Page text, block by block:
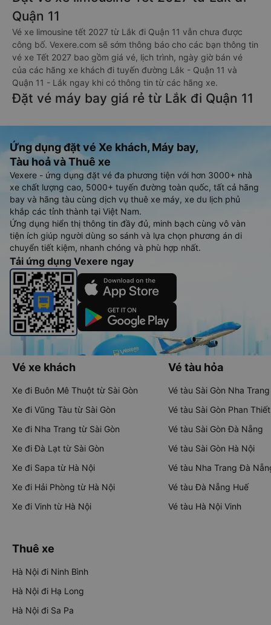
Quận 11
Vé xe limousine tết 2027 từ Lắk đi Quận 11 vẫn chưa được
công bố. Vexere.com sẽ sớm thông báo cho các bạn thông tin
vé xe Tết 2027 bao gồm giá vé, lịch trình, ngày giờ bán vé
của các hãng xe khách đi tuyến đường Lắk - Quận 11 và
Quận 11 - Lắk ngay khi có thông tin từ các hãng xe.
Đặt vé máy bay giá rẻ từ Lắk đi Quận 11
Ứng dụng đặt vé Xe khách, Máy bay,
Tàu hoả và Thuê xe
Vexere - ứng dụng đặt vé đa phương tiện với hơn 3000+ nhà
xe chất lượng cao, 5000+ tuyến đường toàn quốc, tất cả hãng
bay và hãng tàu cùng dịch vụ thuê xe máy, xe du lịch phủ
khắp các tỉnh thành tại Việt Nam.
Ứng dụng hiển thị thông tin đầy đủ, minh bạch cùng vô vàn
tiện ích giúp người dùng so sánh và lựa chọn phương án di
chuyển tiết kiệm, nhanh chóng và phù hợp nhất.
Tải ứng dụng Vexere ngay
Vé xe khách
Xe đi Buôn Mê Thuột từ Sài Gòn
Xe đi Vũng Tàu từ Sài Gòn
Xe đi Nha Trang từ Sài Gòn
Xe đi Đà Lạt từ Sài Gòn
Xe đi Sapa từ Hà Nội
Xe đi Hải Phòng từ Hà Nội
Xe đi Vinh từ Hà Nội
Vé tàu hỏa
Vé tàu Sài Gòn Nha Trang
Vé tàu Sài Gòn Phan Thiết
Vé tàu Sài Gòn Đà Nẵng
Vé tàu Sài Gòn Hà Nội
Vé tàu Nha Trang Đà
Vé tàu Đà Nẵng Huế
Vé tàu Hà Nội Vinh
Thuê xe
Hà Nội đi Ninh Bình
Hà Nội đi Hạ Long
Hà Nội đi Sa Pa